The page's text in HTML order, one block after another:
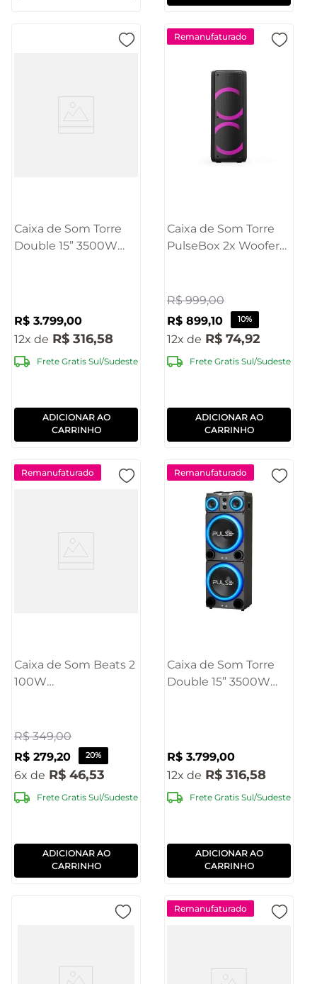
Caixa de Som Torre
Double 15” 3500W
R$ 3.799,00
12
R$ 316,58
Frete Gratis Sul/Sudeste
ADICIONAR AO
CARRINHO
Remanufaturado
Caixa de Som Torre
PulseBox 2x Woofers
[Reembalado]
R$ 999,00
R$ 899,10 10%
12 R$ 74,92
Frete Gratis Sul/Sudeste
ADICIONAR AO
CARRINHO
Remanufaturado
Caixa de Som Beats 2
100W
[Reembalado]
R$ 349,00
R$ 279,20 20%
6 R$ 46,53
Frete Gratis Sul/Sudeste
ADICIONAR AO
CARRINHO
Remanufaturado
Caixa de Som Torre
Double 15” 3500W
R$ 3.799,00
12
R$ 316,58
Frete Gratis Sul/Sudeste
ADICIONAR AO
CARRINHO
Remanufaturado